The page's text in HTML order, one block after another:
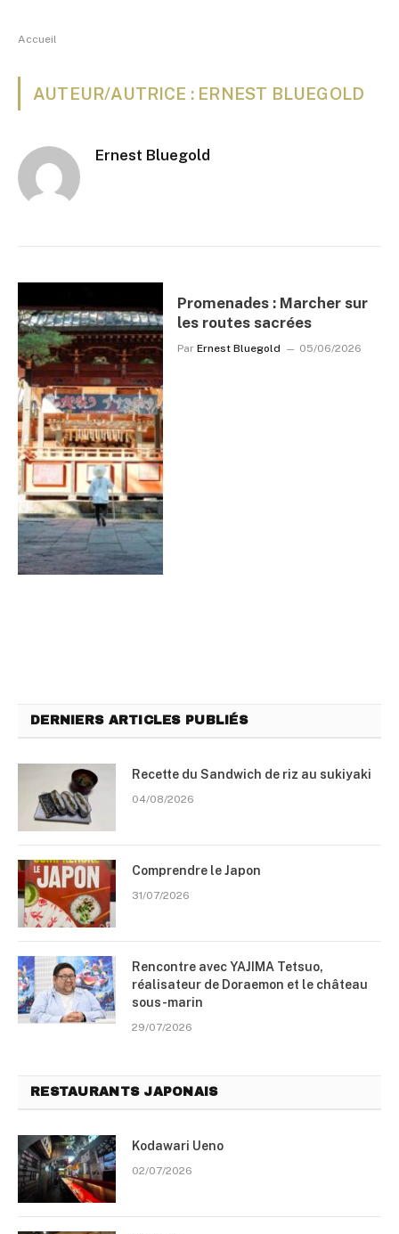
Accueil
AUTEUR/AUTRICE : ERNEST BLUEGOLD
Ernest Bluegold
Promenades : Marcher sur
les routes sacrées
Par Ernest Bluegold 05/06/2026
DERNIERS ARTICLES PUBLIÉS
Recette du Sandwich de riz au sukiyaki
04/08/2026
Comprendre le Japon
31/07/2026
Rencontre avec YAJIMA Tetsuo,
réalisateur de Doraemon et le château
sous-marin
29/07/2026
RESTAURANTS JAPONAIS
Kodawari Ueno
02/07/2026